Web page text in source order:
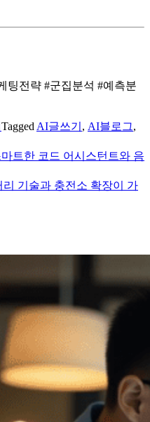
팅전략 #군집분석 #예측분
Tagged AI글쓰기 , AI블로그,
트한 코드 어시스턴트와 음
기술과 충전소 확장이 가